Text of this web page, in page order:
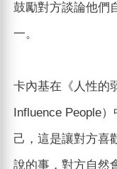
鼓勵對方談論他們
一。
卡內基在《人性的
Influence People
己，這是讓對方喜
說的事，對方自然